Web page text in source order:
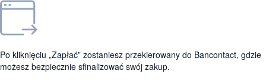
Po kliknięciu „Zapłać” zostaniesz przekierowany do Bancontact, gdzie
możesz bezpiecznie sfinalizować swój zakup.